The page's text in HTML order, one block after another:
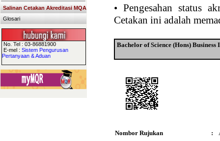
Salinan Cetakan Akreditasi MQA
Glosari
No. Tel : 03-86881900
E-mel : Sistem Pengurusan
Pertanyaan & Aduan
• Pengesahan status
Cetakan ini adalah
Bachelor of Science (Hons)
Nombor Rujukan :